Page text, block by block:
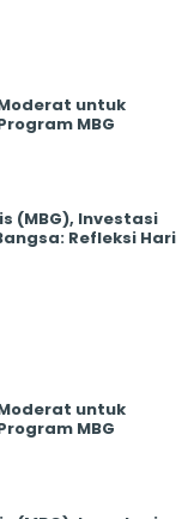
untuk
MBG
(MBG), Investasi
Refleksi Hari
untuk
MBG